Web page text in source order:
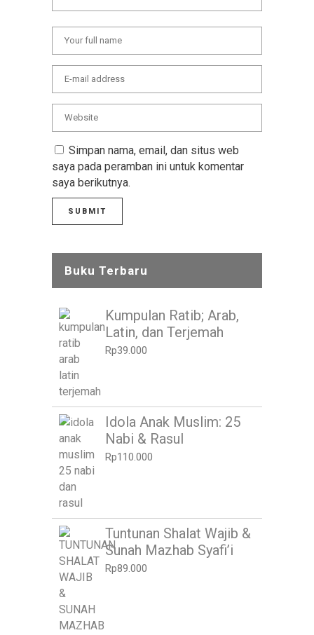
Simpan nama, email, dan situs web
saya pada peramban ini untuk komentar
saya berikutnya.
Buku Terbaru
Kumpulan Ratib; Arab,
Latin, dan Terjemah
Rp39.000
Idola Anak Muslim: 25
Nabi & Rasul
Rp110.000
Tuntunan Shalat Wajib &
Sunah Mazhab Syafi’i
Rp89.000